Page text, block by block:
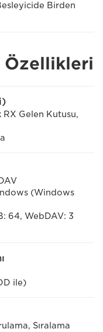
Birden
Özellikleri
RX Gelen Kutusu,
(Windows
64, WebDAV: 3
ile)
Sıralama